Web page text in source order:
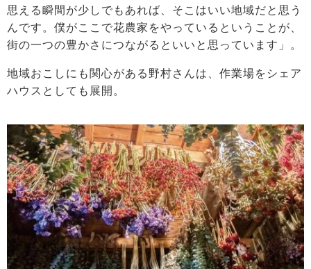
思える瞬間が少しでもあれば、そこはいい地域だと思う
んです。僕がここで花農家をやっているということが、
街の一つの豊かさにつながるといいと思っています」。
地域おこしにも関心がある野村さんは、作業場をシェア
ハウスとしても展開。